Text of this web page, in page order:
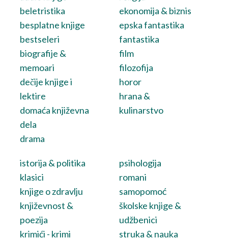
beletristika
besplatne knjige
bestseleri
biografije &
memoari
dečije knjige i
lektire
domaća književna
dela
drama
ekonomija & biznis
epska fantastika
fantastika
film
filozofija
horor
hrana &
kulinarstvo
istorija & politika
klasici
knjige o zdravlju
književnost &
poezija
krimići - krimi
psihologija
romani
samopomoć
školske knjige &
udžbenici
struka & nauka